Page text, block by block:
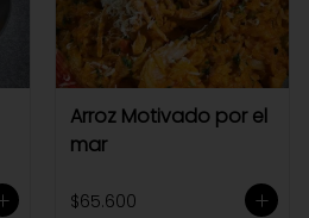
Arroz Motivado por el
mar
$65.600